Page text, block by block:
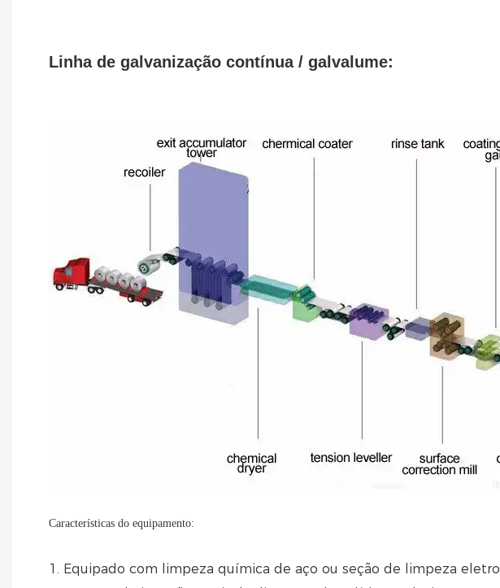
Linha de galvanização contínua / galvalume:
Características do equipamento:
1. Equipado com limpeza química de aço ou seção de limpeza